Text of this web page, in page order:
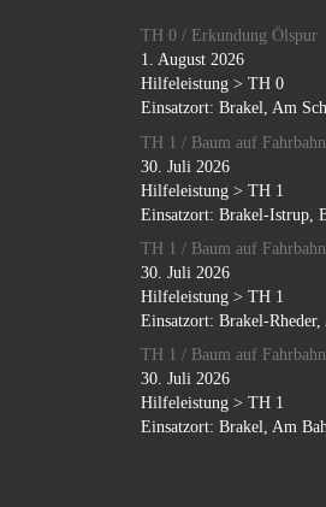
TH 0 / Erkundung Ölspur
1. August 2026
Hilfeleistung > TH 0
Einsatzort: Brakel, Am
TH 1 / Baum auf Fahrbahn
30. Juli 2026
Hilfeleistung > TH 1
Einsatzort: Brakel-Istrup,
TH 1 / Baum auf Fahrbahn
30. Juli 2026
Hilfeleistung > TH 1
Einsatzort: Brakel-
TH 1 / Baum auf Fahrbahn
30. Juli 2026
Hilfeleistung > TH 1
Einsatzort: Brakel, Am